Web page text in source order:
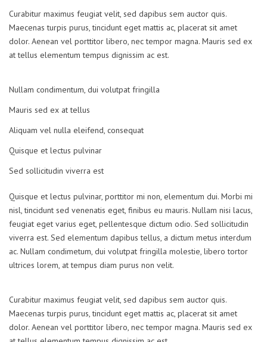
Curabitur maximus feugiat velit, sed dapibus sem auctor quis.
Maecenas turpis purus, tincidunt eget mattis ac, placerat sit amet
dolor. Aenean vel porttitor libero, nec tempor magna. Mauris sed ex
at tellus elementum tempus dignissim ac est.
Nullam condimentum, dui volutpat fringilla
Mauris sed ex at tellus
Aliquam vel nulla eleifend, consequat
Quisque et lectus pulvinar
Sed sollicitudin viverra est
Quisque et lectus pulvinar, porttitor mi non, elementum dui. Morbi mi
nisl, tincidunt sed venenatis eget, finibus eu mauris. Nullam nisi lacus,
feugiat eget varius eget, pellentesque dictum odio. Sed sollicitudin
viverra est. Sed elementum dapibus tellus, a dictum metus interdum
ac. Nullam condimetum, dui volutpat fringilla molestie, libero tortor
ultrices lorem, at tempus diam purus non velit.
Curabitur maximus feugiat velit, sed dapibus sem auctor quis.
Maecenas turpis purus, tincidunt eget mattis ac, placerat sit amet
dolor. Aenean vel porttitor libero, nec tempor magna. Mauris sed ex